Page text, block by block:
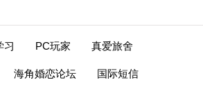
习 PC玩家 真爱旅舍
海角婚恋论坛 国际短信